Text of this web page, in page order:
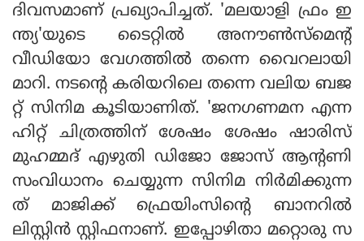
ദിവസമാണ് പ്രഖ്യാപിച്ചത്. 'മലയാളി ഫ്രം ഇ
ന്ത്യ'യുടെ ടൈറ്റില്‍ അനൗണ്‍സ്മെന്റ്
വീഡിയോ വേഗത്തില്‍ തന്നെ വൈറലായി
മാറി. നടന്റെ കരിയറിലെ തന്നെ വലിയ ബജ
റ്റ് സിനിമ കൂടിയാണിത്. 'ജനഗണമന എന്ന
ഹിറ്റ് ചിത്രത്തിന് ശേഷം ശേഷം ഷാരിസ്
മുഹമ്മദ് എഴുതി ഡിജോ ജോസ് ആന്റണി
സംവിധാനം ചെയ്യുന്ന സിനിമ നിര്‍മിക്കുന്ന
ത് മാജിക്ക് ഫ്രെയിംസിന്റെ ബാനറില്‍
ലിസ്റ്റിന്‍ സ്റ്റിഫനാണ്. ഇപ്പോഴിതാ മറ്റൊരു സ